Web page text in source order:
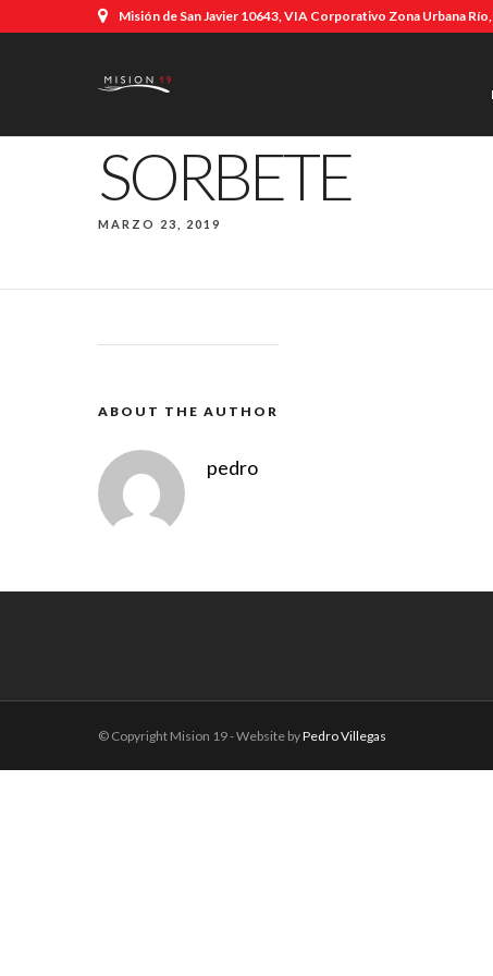
Misión de San Javier 10643, VIA Corporativo Zona Urbana
SORBETE
MARZO 23, 2019
ABOUT THE AUTHOR
pedro
© Copyright Mision 19 - Website byPedro Villegas